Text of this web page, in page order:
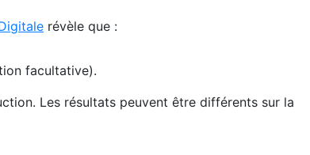
révèle que :
facultative).
Les résultats peuvent être différents sur la